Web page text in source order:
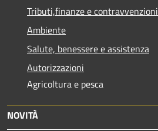
Tributi,finanze e contravvenzioni
Ambiente
Salute, benessere e assistenza
Autorizzazioni
Agricoltura e pesca
NOVITÀ